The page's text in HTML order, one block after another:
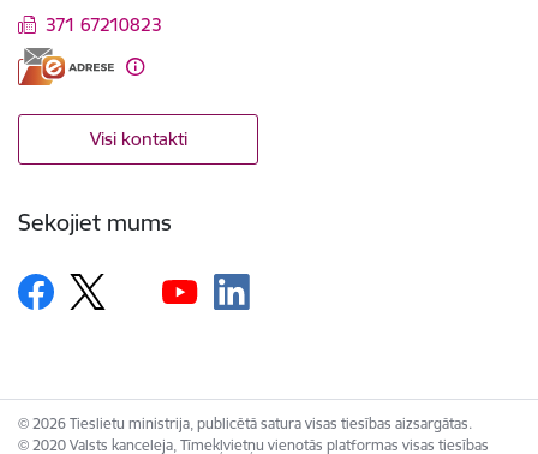
371 67210823
Visi kontakti
Sekojiet mums
© 2026 Tieslietu ministrija, publicētā satura visas tiesības aizsargātas.
© 2020 Valsts kanceleja, Tīmekļvietņu vienotās platformas visas tiesības